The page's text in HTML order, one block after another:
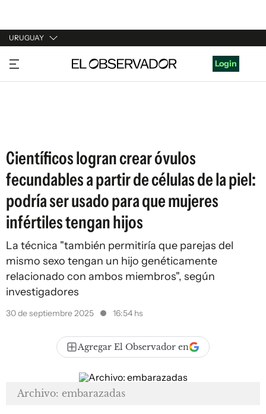
URUGUAY
URUGUAY
ARGENTINA
Login
Científicos logran crear óvulos
fecundables a partir de células de la piel:
podría ser usado para que mujeres
infértiles tengan hijos
La técnica "también permitiría que parejas del
mismo sexo tengan un hijo genéticamente
relacionado con ambos miembros", según
investigadores
30 de septiembre 2025 16:54 hs
Agregar El Observador en
Archivo: embarazadas